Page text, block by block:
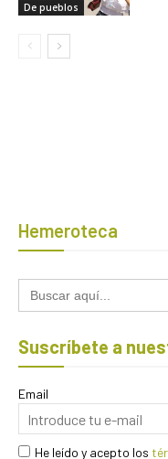
De pueblos
Hemeroteca
Buscar:
Suscríbete a
Email
He leído y acepto los